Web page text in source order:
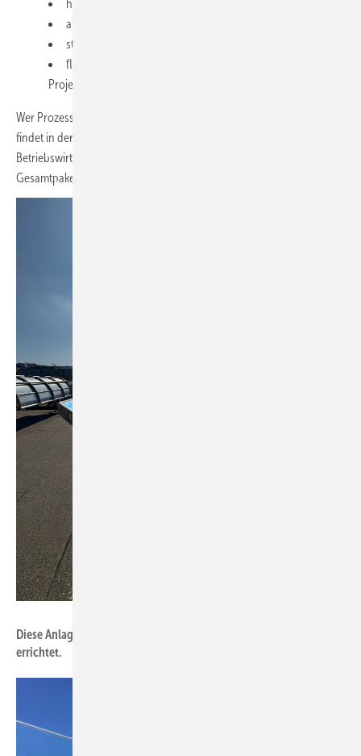
hohe Erträge bei relevanten Temperaturen,
automatisierte Fertigung in Deutschland,
starke Förderkulisse (40 bis 50 Prozent),
flexible Umsetzung von Eigeninvestition bis
Projektfinanzierung und Contracting.
Wer Prozesswärme und Kälte wirtschaftlich dekarbonisieren will,
findet in der Parabolrinne eine Lösung, die Technologie,
Betriebswirtschaft und Umsetzbarkeit in einem stimmigen
Gesamtpaket verbindet.
Diese Anlage wurde 2025 bei der Firma Novartis in ­Istanbul
errichtet.